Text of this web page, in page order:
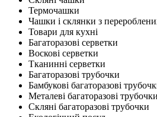
Термочашки
Чашки і склянки з
Товари для кухні
Багаторазові серветки
Воскові серветки
Тканинні серветки
Багаторазові трубочки
Бамбукові багаторазові
Металеві багаторазові трубочки
Скляні багаторазові трубочки